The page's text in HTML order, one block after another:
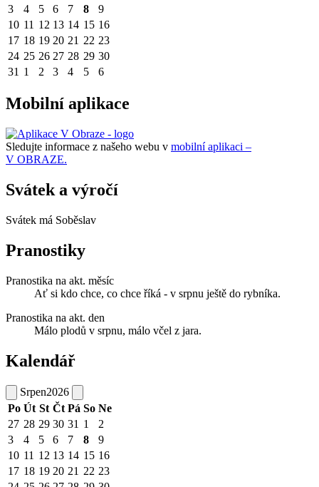
3
4 5 6 7 8
9
10 11 12 13 14 15 16
17 18 19 20 21 22 23
24 25 26 27 28 29 30
31 1 2 3 4 5 6
Mobilní aplikace
Sledujte informace z našeho webu v mobilní aplikaci –
V OBRAZE.
Svátek a výročí
Svátek má Soběslav
Pranostiky
Pranostika na akt. měsíc
Ať si kdo chce, co chce říká - v srpnu ještě do rybníka.
Pranostika na akt. den
Málo plodů v srpnu, málo včel z jara.
Kalendář
Srpen2026
Po Út St Čt Pá So Ne
27 28 29 30 31 1
2
3
4 5 6 7 8
9
10 11 12 13 14 15 16
17 18 19 20 21 22 23